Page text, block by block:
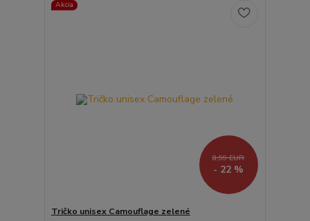
Akcia
8,99 EUR
- 22 %
Tričko unisex Camouflage zelené